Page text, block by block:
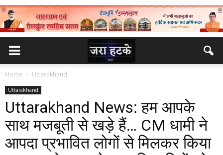
Home Uttarakhand
Uttarakhand
Uttarakhand News: हम आपके
साथ मजबूती से खड़े हैं… CM धामी ने
आपदा प्रभावित लोगों से मिलकर किया